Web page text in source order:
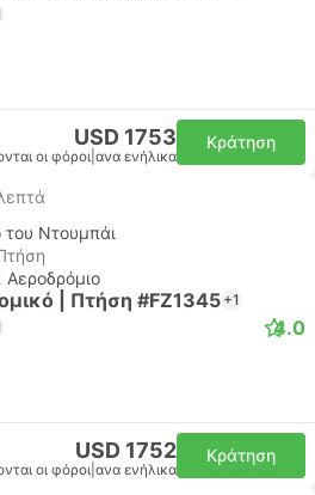
USD 1753
οι φόροι ανα ενήλικα
Κράτηση
του Ντουμπάι
Αεροδρόμιο
| Πτήση #FZ1345 +1
4.0
USD 1752
οι φόροι ανα ενήλικα
Κράτηση